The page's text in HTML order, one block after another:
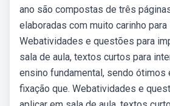
ano são compostas de três
elaboradas com muito carinho para
Webatividades e questões para
sala de aula, textos curtos para
ensino fundamental, sendo ótimos
fixação que. Webatividades e